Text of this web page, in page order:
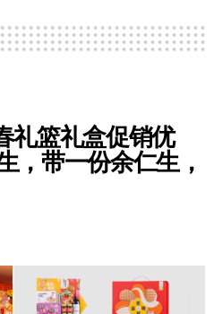
礼篮礼盒促销优
，带一份余仁生，